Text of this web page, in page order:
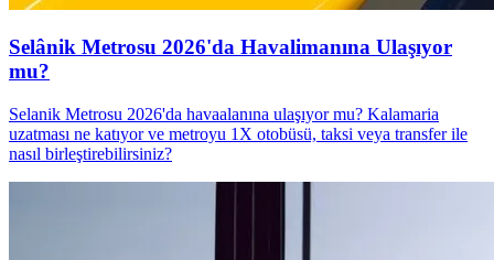
Selânik Metrosu 2026'da Havalimanına Ulaşıyor
mu?
Selanik Metrosu 2026'da havaalanına ulaşıyor mu? Kalamaria
uzatması ne katıyor ve metroyu 1X otobüsü, taksi veya transfer ile
nasıl birleştirebilirsiniz?